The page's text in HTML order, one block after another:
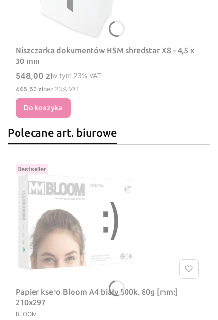
Niszczarka dokumentów HSM shredstar X8 - 4,5 x
30 mm
Cena brutto
548,00 złw tym %s VAT
w tym 23% VAT
Cena netto
445,53 złbez 23% VAT
Do koszyka
Polecane art. biurowe
Bestseller
Papier ksero Bloom A4 biały 500k. 80g [mm:]
210x297
PRODUCENT
BLOOM